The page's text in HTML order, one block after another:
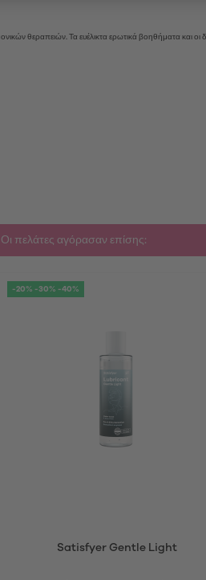
θεραπειών. Τα ευέλικτα ερωτικά βοηθήματα και οι
Οι πελάτες αγόρασαν επίσης:
-20% -30% -40%
Satisfyer Gentle Light